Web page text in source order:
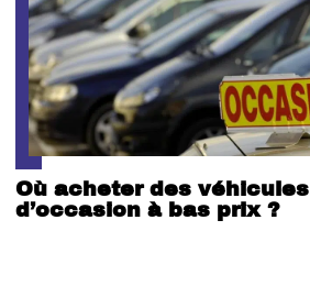
Où acheter des véhicules
d’occasion à bas prix ?